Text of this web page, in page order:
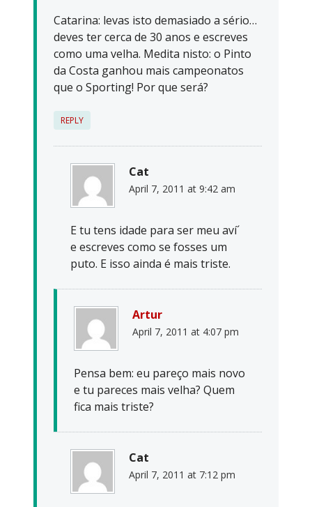
Catarina: levas isto demasiado a sério…
deves ter cerca de 30 anos e escreves
como uma velha. Medita nisto: o Pinto
da Costa ganhou mais campeonatos
que o Sporting! Por que será?
REPLY
Cat
April 7, 2011 at 9:42 am
E tu tens idade para ser meu aví´
e escreves como se fosses um
puto. E isso ainda é mais triste.
Artur
April 7, 2011 at 4:07 pm
Pensa bem: eu pareço mais novo
e tu pareces mais velha? Quem
fica mais triste?
Cat
April 7, 2011 at 7:12 pm